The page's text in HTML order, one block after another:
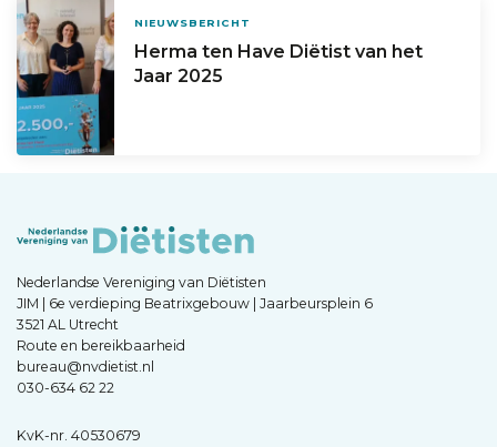
NIEUWSBERICHT
Herma ten Have Diëtist van het
Jaar 2025
Nederlandse Vereniging van Diëtisten
JIM | 6e verdieping Beatrixgebouw | Jaarbeursplein 6
3521 AL Utrecht
Route en bereikbaarheid
bureau@nvdietist.nl
030-634 62 22
KvK-nr. 40530679